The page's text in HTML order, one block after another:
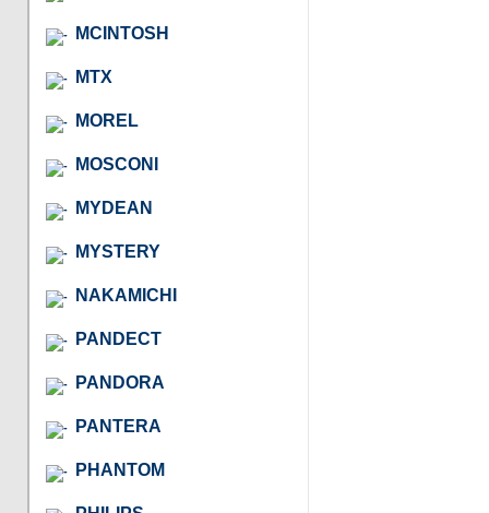
MCINTOSH
MTX
MOREL
MOSCONI
MYDEAN
MYSTERY
NAKAMICHI
PANDECT
PANDORA
PANTERA
PHANTOM